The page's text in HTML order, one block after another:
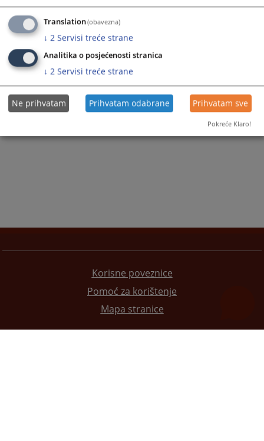
to
get
the
keyboard
for
changing
the
for
changing
Korisne poveznice
Pomoć za korištenje
Mapa stranice
Translation(obavezna)
↓ 2 Servisi treće strane
Analitika o posjećenosti stranica
↓ 2 Servisi treće strane
Ne prihvatam Prihvatam odabrane Prihvatam sve
Pokreće Klaro!